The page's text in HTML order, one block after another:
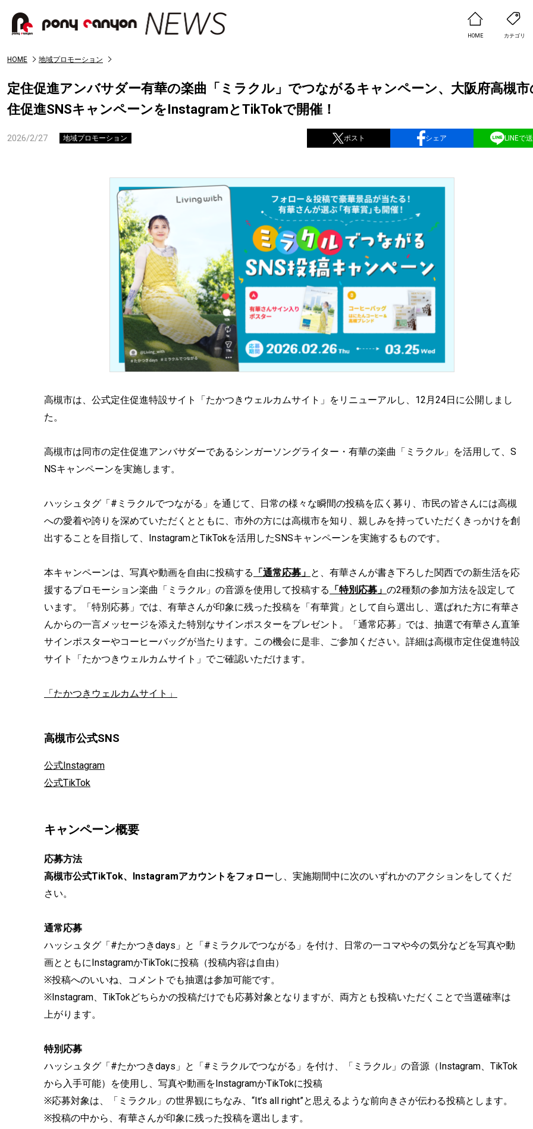
HOME カテゴリ
HOME 地域プロモーション
定住促進アンバサダー有華の楽曲「ミラクル」でつながるキャンペーン、大阪府高槻市
住促進SNSキャンペーンをInstagramとTikTokで開催！
2026/2/27 地域プロモーション ポスト シェア LINEで
高槻市は、公式定住促進特設サイト「たかつきウェルカムサイト」をリニューアルし、12月24日に公開しまし
た。
高槻市は同市の定住促進アンバサダーであるシンガーソングライター・有華の楽曲「ミラクル」を活用して、S
NSキャンペーンを実施します。
ハッシュタグ「#ミラクルでつながる」を通じて、日常の様々な瞬間の投稿を広く募り、市民の皆さんには高槻
への愛着や誇りを深めていただくとともに、市外の方には高槻市を知り、親しみを持っていただくきっかけを創
出することを目指して、InstagramとTikTokを活用したSNSキャンペーンを実施するものです。
本キャンペーンは、写真や動画を自由に投稿する 「通常応募」 と、有華さんが書き下ろした関西での新生活を応
援するプロモーション楽曲「ミラクル」の音源を使用して投稿する 「特別応募」 の2種類の参加方法を設定して
います。「特別応募」では、有華さんが印象に残った投稿を「有華賞」として自ら選出し、選ばれた方に有華さ
んからの一言メッセージを添えた特別なサインポスターをプレゼント。「通常応募」では、抽選で有華さん直筆
サインポスターやコーヒーバッグが当たります。この機会に是非、ご参加ください。詳細は高槻市定住促進特設
サイト「たかつきウェルカムサイト」でご確認いただけます。
「たかつきウェルカムサイト」
高槻市公式SNS
公式Instagram
公式TikTok
キャンペーン概要
応募方法
高槻市公式TikTok、Instagramアカウントをフォローし、実施期間中に次のいずれかのアクションをしてくだ
さい。
通常応募
ハッシュタグ「#たかつきdays」と「#ミラクルでつながる」を付け、日常の一コマや今の気分などを写真や動
画とともにInstagramかTikTokに投稿（投稿内容は自由）
※投稿へのいいね、コメントでも抽選は参加可能です。
※Instagram、TikTokどちらかの投稿だけでも応募対象となりますが、両方とも投稿いただくことで当選確率は
上がります。
特別応募
ハッシュタグ「#たかつきdays」と「#ミラクルでつながる」を付け、「ミラクル」の音源（Instagram、TikTok
から入手可能）を使用し、写真や動画をInstagramかTikTokに投稿
※応募対象は、「ミラクル」の世界観にちなみ、“It’s all right”と思えるような前向きさが伝わる投稿とします。
※投稿の中から、有華さんが印象に残った投稿を選出します。